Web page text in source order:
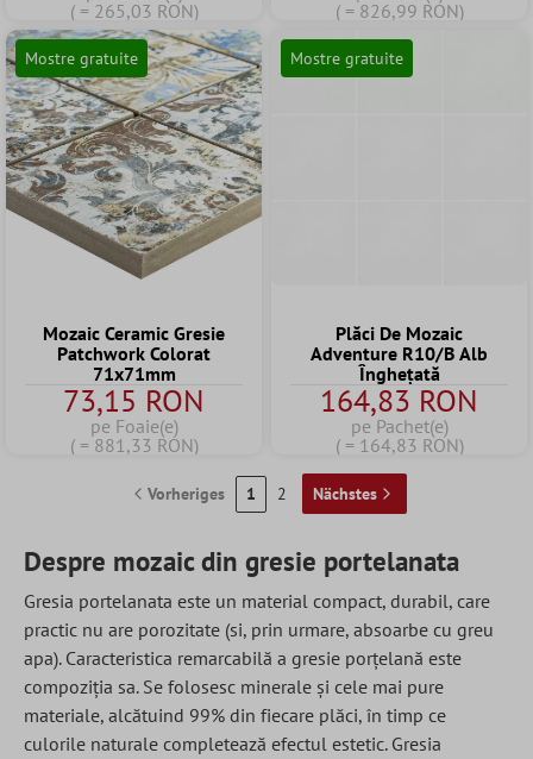
( = 265,03 RON)
( = 826,99 RON)
Mostre gratuite
Mozaic Ceramic Gresie
Patchwork Colorat
71x71mm
73,15 RON
pe Foaie(e)
( = 881,33 RON)
Mostre gratuite
Plăci De Mozaic
Adventure R10/B Alb
Înghețată
164,83 RON
pe Pachet(e)
( = 164,83 RON)
Vorheriges 1 2 Nächstes
Despre mozaic din gresie portelanata
Gresia portelanata este un material compact, durabil, care
practic nu are porozitate (si, prin urmare, absoarbe cu greu
apa). Caracteristica remarcabilă a gresie porțelană este
compoziția sa. Se folosesc minerale și cele mai pure
materiale, alcătuind 99% din fiecare plăci, în timp ce
culorile naturale completează efectul estetic. Gresia